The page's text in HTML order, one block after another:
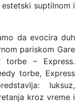
suptilnom i
da evocira duh
pariskom Gare
– Express.
torbe, Express
luksuz,
kroz vreme i